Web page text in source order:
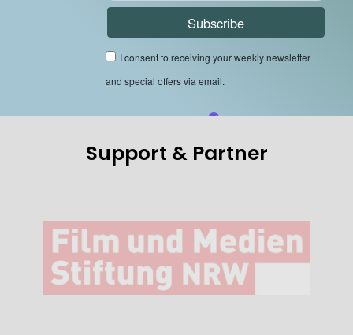
I consent to receiving your weekly newsletter
and special offers via email.
Support & Partner